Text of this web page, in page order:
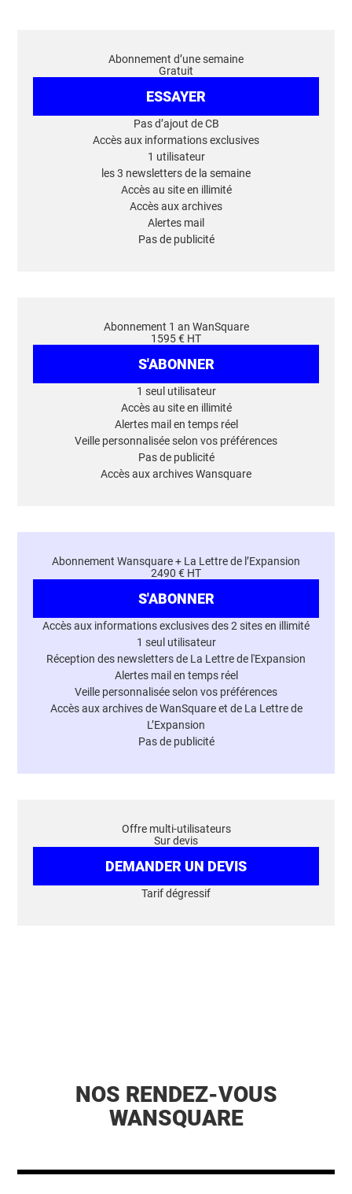
Abonnement d’une semaine
Gratuit
ESSAYER
Pas d’ajout de CB
Accès aux informations exclusives
1 utilisateur
les 3 newsletters de la semaine
Accès au site en illimité
Accès aux archives
Alertes mail
Pas de publicité
Abonnement 1 an WanSquare
1595 € HT
S'ABONNER
1 seul utilisateur
Accès au site en illimité
Alertes mail en temps réel
Veille personnalisée selon vos préférences
Pas de publicité
Accès aux archives Wansquare
Abonnement Wansquare + La Lettre de l’Expansion
2490 € HT
S'ABONNER
Accès aux informations exclusives des 2 sites en illimité
1 seul utilisateur
Réception des newsletters de La Lettre de l'Expansion
Alertes mail en temps réel
Veille personnalisée selon vos préférences
Accès aux archives de WanSquare et de La Lettre de
L’Expansion
Pas de publicité
Offre multi-utilisateurs
Sur devis
DEMANDER UN DEVIS
Tarif dégressif
NOS RENDEZ-VOUS
WANSQUARE